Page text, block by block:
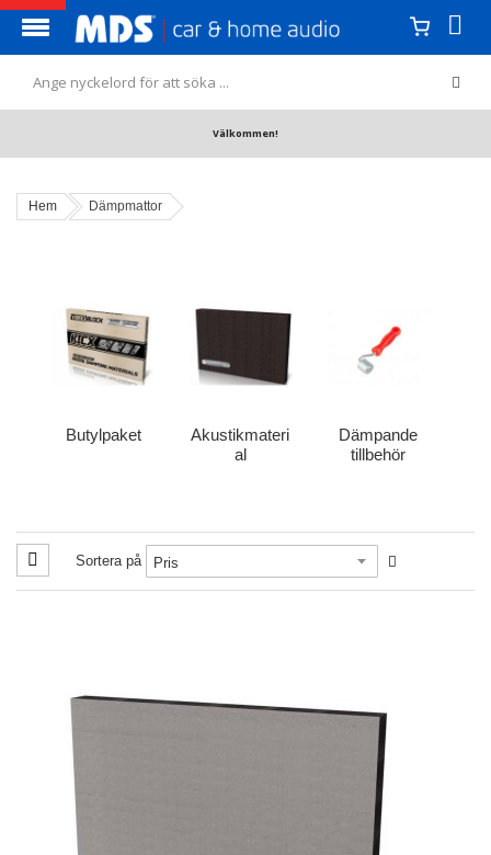
Välkommen!
Hem Dämpmattor
Butylpaket
Akustikmateri
al
Dämpande
tillbehör
Sortera på